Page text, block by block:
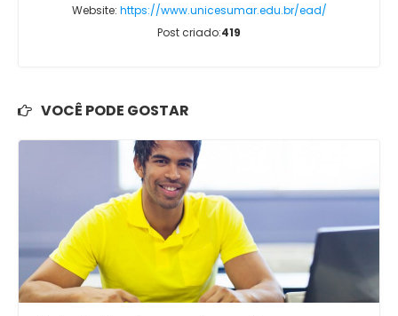
Website: https://www.unicesumar.edu.br/ead/
Post criado:419
VOCÊ PODE GOSTAR